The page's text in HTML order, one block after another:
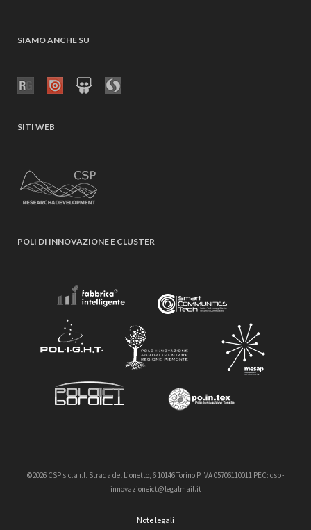
SIAMO ANCHE SU
SITI WEB
POLI DI INNOVAZIONE E CLUSTER
©2026 CSP s.c.a r.l. Strada del Lionetto, 6 10146 Torino P.IVA 05706110011 PEC: csp-
innovazioneict@legalmail.it
Note legali